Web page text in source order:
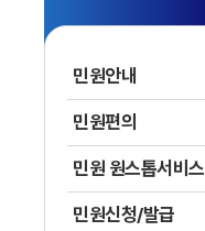
민원안내
민원편의
민원 원스톱서비스
민원신청/발급